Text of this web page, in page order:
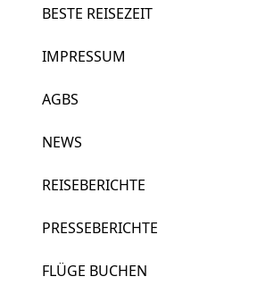
BESTE REISEZEIT
IMPRESSUM
AGBS
NEWS
REISEBERICHTE
PRESSEBERICHTE
FLÜGE BUCHEN